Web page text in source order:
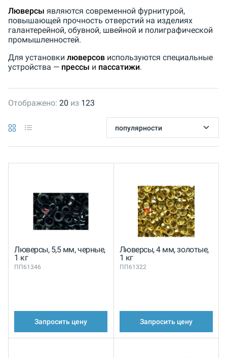
Люверсы являются современной фурнитурой,
повышающей прочность отверстий на изделиях
галантерейной, обувной, швейной и полиграфической
промышленностей.
Для установки люверсов используются специальные
устройства — прессы и пассатижи.
Отображено: 20 из 123
Люверсы, 5,5 мм, черные,
1 кг
ПП61346
Запросить цену
Люверсы, 4 мм, золотые,
1 кг
ПП61322
Запросить цену